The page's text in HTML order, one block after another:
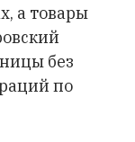
а товары
без
по